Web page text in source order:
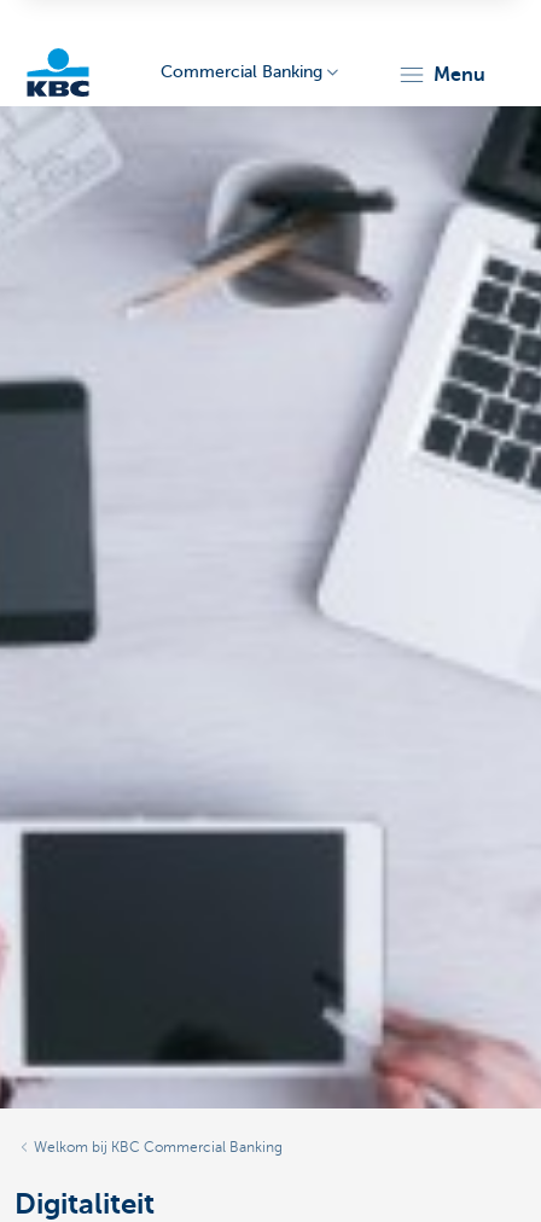
Commercial Banking menu
Welkom bij KBC Commercial Banking
Digitaliteit